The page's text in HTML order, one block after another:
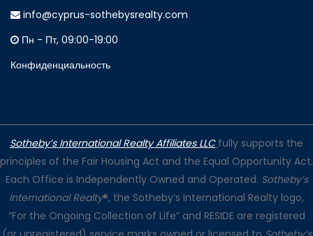
info@cyprus-sothebysrealty.com
Пн - Пт, 09:00-19:00
Конфиденциальность
Sotheby’s International Realty Affiliates LLC fully supports the
principles of the Fair Housing Act and the Equal Opportunity Act.
Each Office is Independently Owned and Operated. Sotheby’s
International Realty®, the Sotheby’s International Realty logo,
“For the Ongoing Collection of Life” and RESIDE are registered